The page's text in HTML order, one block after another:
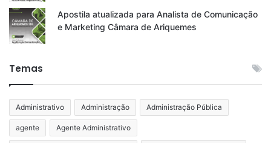
Apostila atualizada para Analista de Comunicação
e Marketing Câmara de Ariquemes
Temas
Administrativo Administração Administração Pública
agente Agente Administrativo